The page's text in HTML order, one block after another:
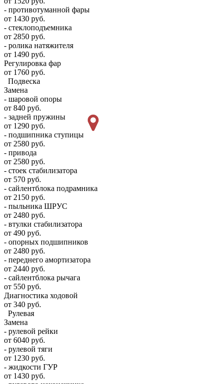
- противотуманной фары
от 1430 руб.
- стеклоподъемника
от 2850 руб.
- ролика натяжителя
от 1490 руб.
Регулировка фар
от 1760 руб.
Подвеска
Замена
- шаровой опоры
от 840 руб.
- задней пружины
от 1290 руб.
- подшипника ступицы
от 2580 руб.
- привода
от 2580 руб.
- стоек стабилизатора
от 570 руб.
- сайлентблока подрамника
от 2150 руб.
- пыльника ШРУС
от 2480 руб.
- втулки стабилизатора
от 490 руб.
- опорных подшипников
от 2480 руб.
- переднего амортизатора
от 2440 руб.
- сайлентблока рычага
от 550 руб.
Диагностика ходовой
от 340 руб.
Рулевая
Замена
- рулевой рейки
от 6040 руб.
- рулевой тяги
от 1230 руб.
- жидкости ГУР
от 1430 руб.